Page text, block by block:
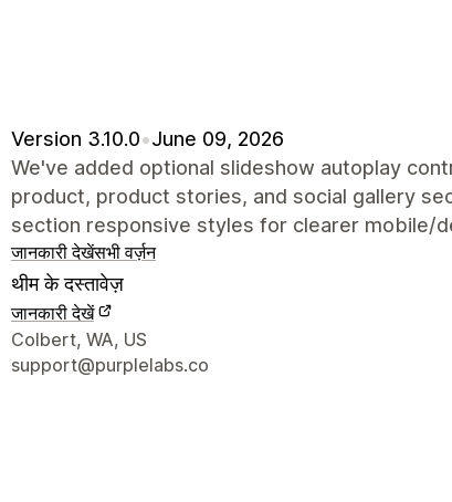
Version 3.10.0•June 09, 2026
We've added optional slideshow autoplay
product, product stories, and social gallery
section responsive styles for clearer mobile/
जानकारी देखेंसभी वर्ज़न
थीम के दस्तावेज़
जानकारी देखें
डिज़ाइनर के संपर्क की जानकारी
Colbert, WA, US
support@purplelabs.co